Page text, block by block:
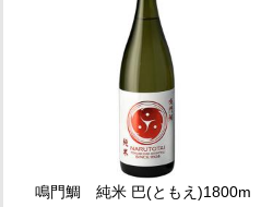
鳴門鯛 純米 巴(ともえ)1800m